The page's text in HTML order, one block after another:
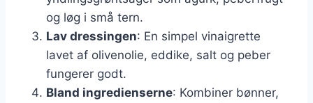
og løg i små tern.
Lav dressingen: En simpel vinaigrette
lavet af olivenolie, eddike, salt og peber
fungerer godt.
Bland ingredienserne: Kombiner bønner,